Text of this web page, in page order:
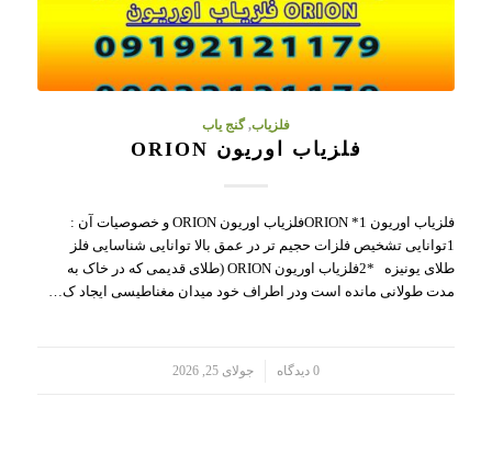
فلزیاب, گنج یاب
فلزیاب اوریون ORION
فلزیاب اوریون ORION *1فلزیاب اوریون ORION و خصوصیات آن :
1توانایی تشخیص فلزات حجیم تر در عمق بالا توانایی شناسایی فلز
طلای یونیزه *2فلزیاب اوریون ORION (طلای قدیمی که در خاک به
مدت طولانی مانده است ودر اطراف خود میدان مغناطیسی ایجاد ک…
0 دیدگاه جولای 25, 2026